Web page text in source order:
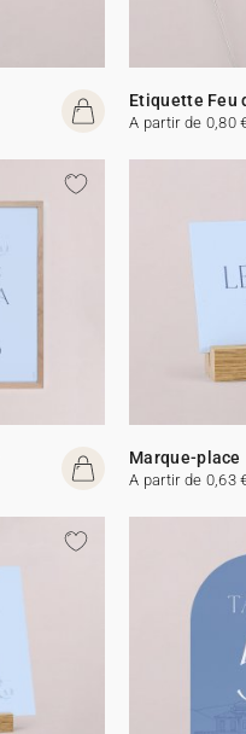
Etiquette Feu
A partir de 0,80
Marque-place
A partir de 0,63